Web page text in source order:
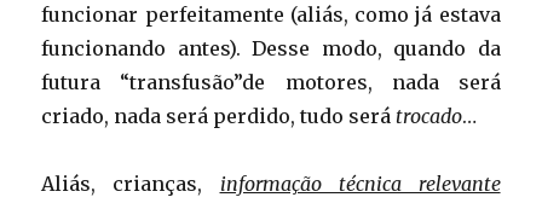
funcionar perfeitamente (aliás, como já estava
funcionando antes). Desse modo, quando da
futura “transfusão”de motores, nada será
criado, nada será perdido, tudo será trocado…
Aliás, crianças, informação técnica relevante